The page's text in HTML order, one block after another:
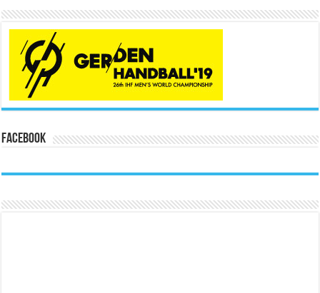
Facebook